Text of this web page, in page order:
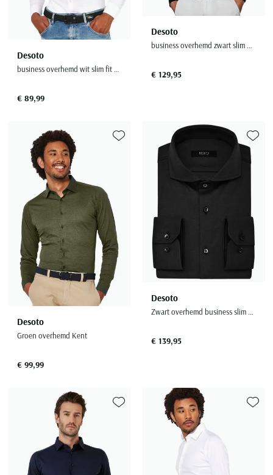
Desoto
business overhemd wit slim fit effen katoen
€ 89,99
Desoto
business overhemd zwart slim fit effen katoen
€ 129,95
Desoto
Groen overhemd Kent
€ 99,99
Toevoegen aan favorieten
Desoto
Zwart overhemd business slim fit effen katoen
€ 139,95
Toevoegen aan favorieten